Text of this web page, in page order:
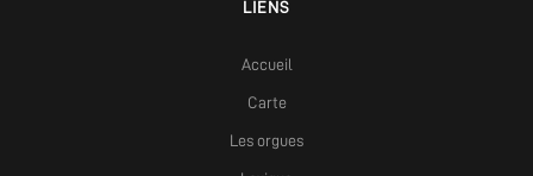
LIENS
Accueil
Carte
Les orgues